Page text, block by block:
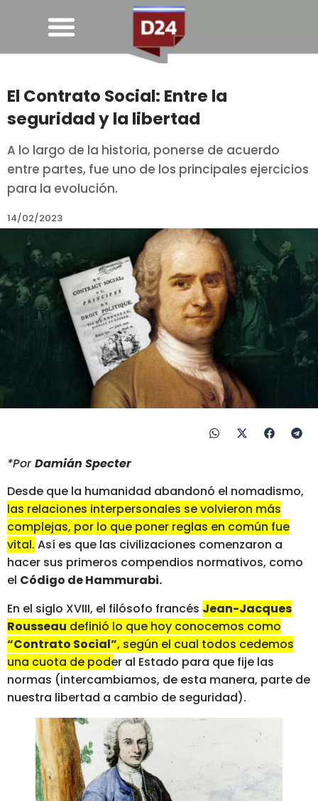
El Contrato Social: Entre la
seguridad y la libertad
A lo largo de la historia, ponerse de acuerdo
entre partes, fue uno de los principales ejercicios
para la evolución.
14/02/2023
*PorDamián Specter
Desde que la humanidad abandonó el nomadismo,
las relaciones interpersonales se volvieron más
complejas, por lo que poner reglas en común fue
vital. Así es que las civilizaciones comenzaron a
hacer sus primeros compendios normativos, como
el Código de Hammurabi.
En el siglo XVIII, el filósofo francés Jean-Jacques
Rousseau definió lo que hoy conocemos como
“Contrato Social”, según el cual todos cedemos
una cuota de poder al Estado para que fije las
normas (intercambiamos, de esta manera, parte de
nuestra libertad a cambio de seguridad).